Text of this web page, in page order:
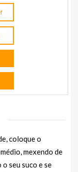
coloque o
mexendo de
seu suco e se